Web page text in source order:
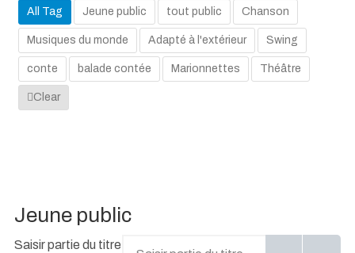
All Tag Jeune public tout public Chanson
Musiques du monde Adapté à l'extérieur Swing
conte balade contée Marionnettes Théâtre
Clear
Jeune public
Saisir partie du titre